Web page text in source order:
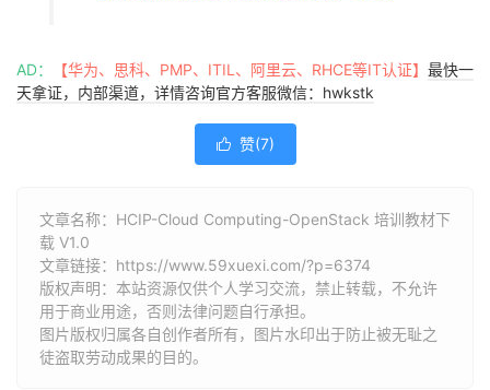
AD： 【华为、思科、PMP、ITIL、阿里云、RHCE等IT认证】 最快一
天拿证，内部渠道，详情咨询官方客服微信：hwkstk
 赞(7)
文章名称：HCIP-Cloud Computing-OpenStack 培训教材下
载 V1.0
文章链接： https://www.59xuexi.com/?p=6374
版权声明：本站资源仅供个人学习交流，禁止转载，不允许
用于商业用途，否则法律问题自行承担。
图片版权归属各自创作者所有，图片水印出于防止被无耻之
徒盗取劳动成果的目的。